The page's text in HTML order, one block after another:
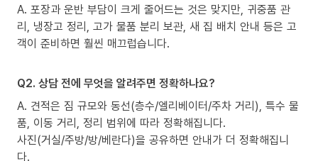
A. 포장과 운반 부담이 크게 줄어드는 것은 맞지만, 귀중품 관
리, 냉장고 정리, 고가 물품 분리 보관, 새 집 배치 안내 등은 고
객이 준비하면 훨씬 매끄럽습니다.
Q2. 상담 전에 무엇을 알려주면 정확하나요?
A. 견적은 짐 규모와 동선(층수/엘리베이터/주차 거리), 특수 물
품, 이동 거리, 정리 범위에 따라 정확해집니다.
사진(거실/주방/방/베란다)을 공유하면 안내가 더 정확해집니
다.